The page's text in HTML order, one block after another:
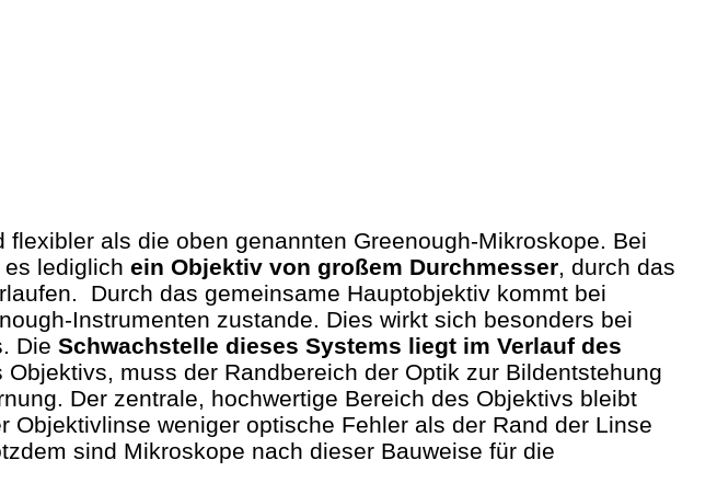
flexibler als die oben genannten Greenough-Mikroskope. Bei
lediglich ein Objektiv von großem Durchmesser, durch das
Durch das gemeinsame Hauptobjektiv kommt bei
Instrumenten zustande. Dies wirkt sich besonders bei
Die Schwachstelle dieses Systems liegt im Verlauf des
muss der Randbereich der Optik zur Bildentstehung
Der zentrale, hochwertige Bereich des Objektivs bleibt
weniger optische Fehler als der Rand der Linse
sind Mikroskope nach dieser Bauweise für die